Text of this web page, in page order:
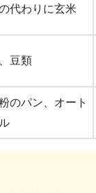
代わりに玄米
豆類
のパン、オート